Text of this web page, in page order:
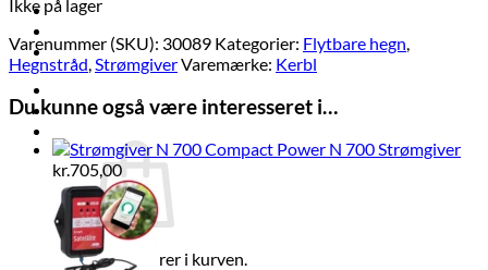
Brands
Tilbud
Ingen varer i kurven.
Ikke på lager
Varenummer (SKU): 30089 Kategorier: Flytbare hegn,
Hegnstråd,StrømgiverVaremærke: Kerbl
Du kunne også være interesseret i…
Compact Power N 700 Strømgiver
kr.705,00